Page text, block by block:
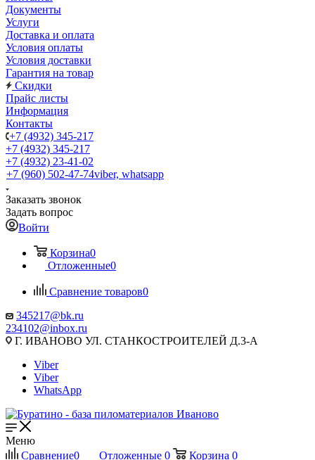
Документы
Услуги
Доставка и оплата
Условия оплаты
Условия доставки
Гарантия на товар
Скидки
Прайс листы
Информация
Контакты
+7 (4932) 345-217
+7 (4932) 345-217
+7 (4932) 23-41-02
+7 (960) 502-47-74viber, whatsapp
Заказать звонок
Задать вопрос
Войти
Корзина0
Отложенные0
Сравнение товаров0
345217@bk.ru
234102@inbox.ru
Г. ИВАНОВО УЛ. СТАНКОСТРОИТЕЛЕЙ Д.3-А
Viber
Viber
WhatsApp
Меню
Сравнение0 Отложенные 0 Корзина 0